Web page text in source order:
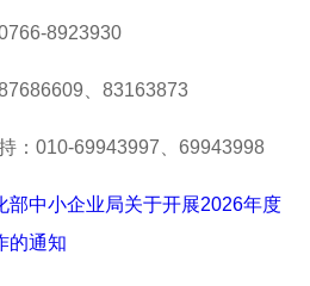
8923930
、83163873
010-69943997、69943998
部中小企业局关于开展2026年度
的通知